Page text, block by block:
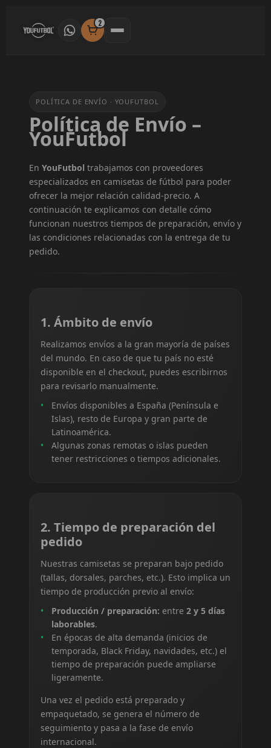
contenido
2
POLÍTICA DE ENVÍO · YOUFUTBOL
Política de Envío –
YouFutbol
En YouFutbol trabajamos con proveedores
especializados en camisetas de fútbol para poder
ofrecer la mejor relación calidad-precio. A
continuación te explicamos con detalle cómo
funcionan nuestros tiempos de preparación, envío y
las condiciones relacionadas con la entrega de tu
pedido.
1. Ámbito de envío
Realizamos envíos a la gran mayoría de países
del mundo. En caso de que tu país no esté
disponible en el checkout, puedes escribirnos
para revisarlo manualmente.
Envíos disponibles a España (Península e
Islas), resto de Europa y gran parte de
Latinoamérica.
Algunas zonas remotas o islas pueden
tener restricciones o tiempos adicionales.
2. Tiempo de preparación del
pedido
Nuestras camisetas se preparan bajo pedido
(tallas, dorsales, parches, etc.). Esto implica un
tiempo de producción previo al envío:
Producción / preparación: entre 2 y 5 días
laborables.
En épocas de alta demanda (inicios de
temporada, Black Friday, navidades, etc.) el
tiempo de preparación puede ampliarse
ligeramente.
Una vez el pedido está preparado y
empaquetado, se genera el número de
seguimiento y pasa a la fase de envío
internacional.